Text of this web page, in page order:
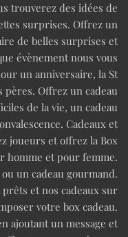
trouverez des idées de
surprises. Offrez un
de belles surprises et
évènement nous vous
un anniversaire, la St
pères. Offrez un cadeau
de la vie, un cadeau
Cadeaux et
joueurs et offrez la Box
homme et pour femme.
un cadeau gourmand.
et nos cadeaux sur
votre box cadeau.
ajoutant un message et